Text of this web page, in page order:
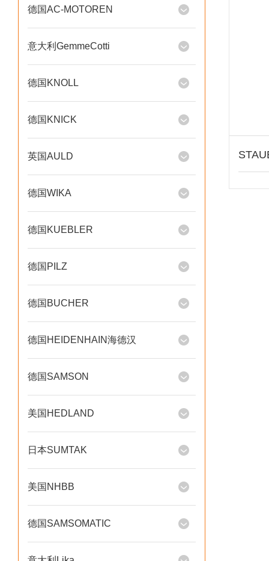
德国AC-MOTOREN
意大利GemmeCotti
德国KNOLL
德国KNICK
英国AULD
德国WIKA
德国KUEBLER
德国PILZ
德国BUCHER
德国HEIDENHAIN海德汉
德国SAMSON
美国HEDLAND
日本SUMTAK
美国NHBB
德国SAMSOMATIC